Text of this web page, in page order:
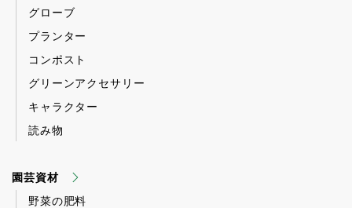
グローブ
プランター
コンポスト
グリーンアクセサリー
キャラクター
読み物
園芸資材
野菜の肥料